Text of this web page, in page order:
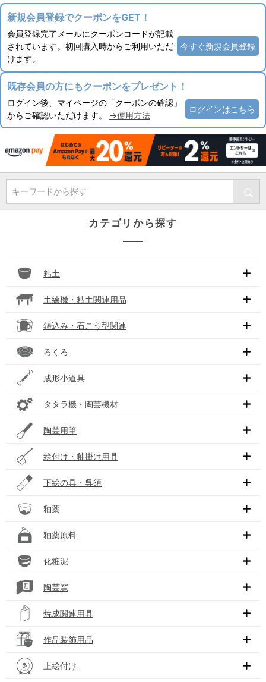
新規会員登録でクーポンをGET！
会員登録完了メールにクーポンコードが記載
されています。初回購入時からご利用いただ
けます。
今すぐ新規会員登録
既存会員の方にもクーポンをプレゼント！
ログイン後、マイページの「クーポンの確認」
からご確認いただけます。 →使用方法
ログインはこちら
キーワードから探す
カテゴリから探す
粘土
土練機・粘土関連用品
鋳込み・石こう型関連
ろくろ
成形小道具
タタラ機・陶芸機材
陶芸用筆
絵付け・釉掛け用具
下絵の具・呉須
釉薬
釉薬原料
化粧泥
陶芸窯
焼成関連用具
作品装飾用品
上絵付け